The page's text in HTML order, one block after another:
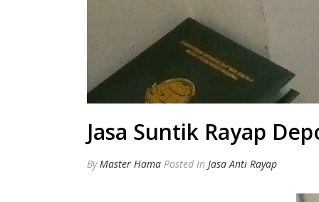
Jasa Suntik Rayap
ByMaster Hama Posted In Jasa Anti Rayap